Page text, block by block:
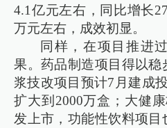
4.1亿元左右，同比增长
万元左右，成效初显。
同样，在项目推进
果。药品制造项目得以
浆技改项目预计7月建成
扩大到2000万盒；大健
发上市，功能性饮料项